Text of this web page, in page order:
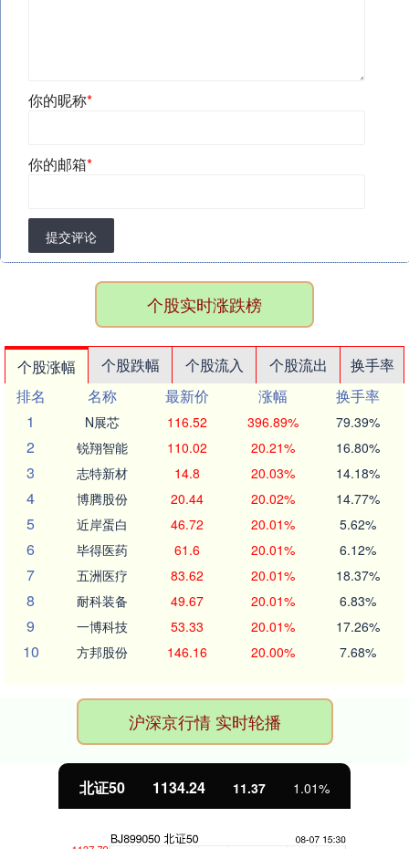
你的昵称*
你的邮箱*
提交评论
个股实时涨跌榜
个股涨幅 个股跌幅 个股流入 个股流出
换手率
排名
名称 最新价 涨幅
换手率
1
N展芯 116.52 396.89% 79.39%
2 锐翔智能 110.02 20.21% 16.80%
3 志特新材 14.8 20.03% 14.18%
4 博腾股份 20.44 20.02% 14.77%
5 近岸蛋白 46.72 20.01% 5.62%
6 毕得医药 61.6 20.01% 6.12%
7 五洲医疗 83.62 20.01% 18.37%
8 耐科装备 49.67 20.01% 6.83%
9 一博科技 53.33 20.01% 17.26%
10 方邦股份 146.16 20.00% 7.68%
沪深京行情 实时轮播
北证50 1134.24 11.37 1.01%